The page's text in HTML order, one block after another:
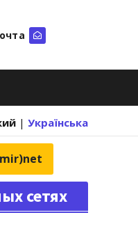
| Українська
сетях